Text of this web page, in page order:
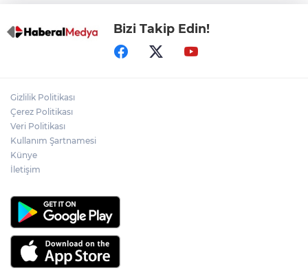
Bizi Takip Edin!
Gizlilik Politikası
Çerez Politikası
Veri Politikası
Kullanım Şartnamesi
Künye
İletişim